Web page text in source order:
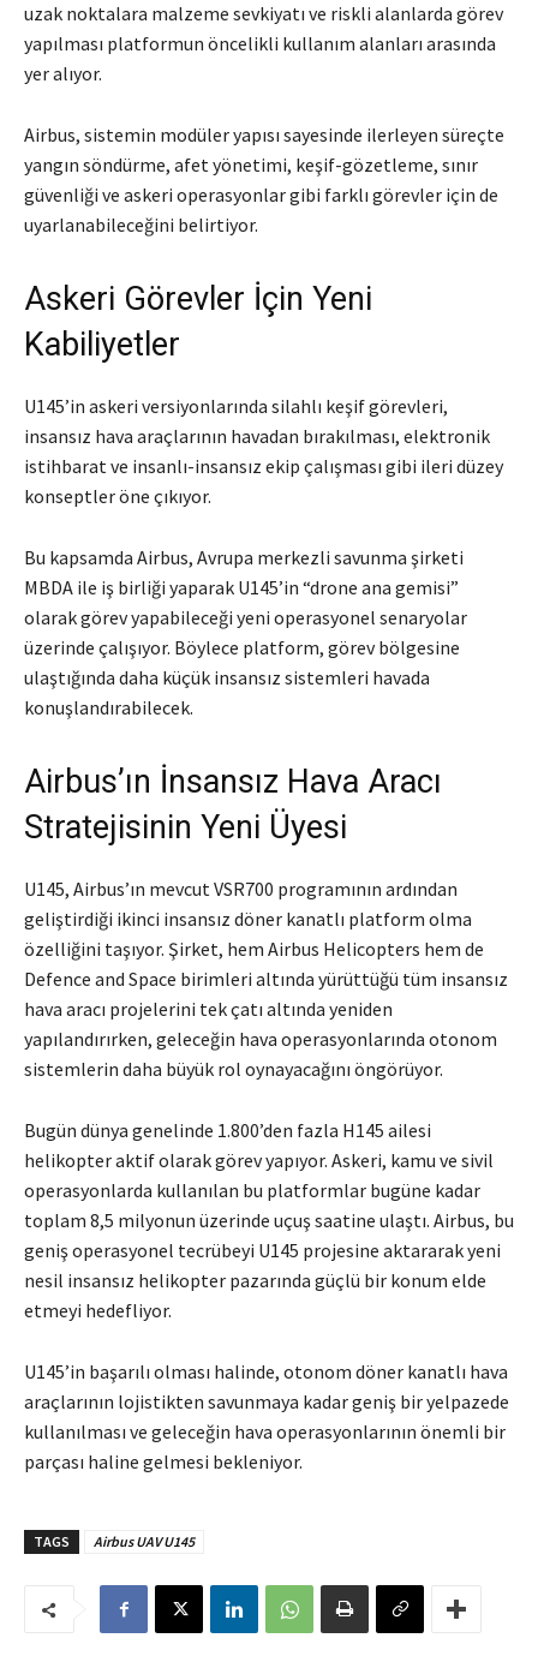
uzak noktalara malzeme sevkiyatı ve riskli alanlarda görev
yapılması platformun öncelikli kullanım alanları arasında
yer alıyor.
Airbus, sistemin modüler yapısı sayesinde ilerleyen süreçte
yangın söndürme, afet yönetimi, keşif-gözetleme, sınır
güvenliği ve askeri operasyonlar gibi farklı görevler için de
uyarlanabileceğini belirtiyor.
Askeri Görevler İçin Yeni
Kabiliyetler
U145’in askeri versiyonlarında silahlı keşif görevleri,
insansız hava araçlarının havadan bırakılması, elektronik
istihbarat ve insanlı-insansız ekip çalışması gibi ileri düzey
konseptler öne çıkıyor.
Bu kapsamda Airbus, Avrupa merkezli savunma şirketi
MBDA ile iş birliği yaparak U145’in “drone ana gemisi”
olarak görev yapabileceği yeni operasyonel senaryolar
üzerinde çalışıyor. Böylece platform, görev bölgesine
ulaştığında daha küçük insansız sistemleri havada
konuşlandırabilecek.
Airbus’ın İnsansız Hava Aracı
Stratejisinin Yeni Üyesi
U145, Airbus’ın mevcut VSR700 programının ardından
geliştirdiği ikinci insansız döner kanatlı platform olma
özelliğini taşıyor. Şirket, hem Airbus Helicopters hem de
Defence and Space birimleri altında yürüttüğü tüm insansız
hava aracı projelerini tek çatı altında yeniden
yapılandırırken, geleceğin hava operasyonlarında otonom
sistemlerin daha büyük rol oynayacağını öngörüyor.
Bugün dünya genelinde 1.800’den fazla H145 ailesi
helikopter aktif olarak görev yapıyor. Askeri, kamu ve sivil
operasyonlarda kullanılan bu platformlar bugüne kadar
toplam 8,5 milyonun üzerinde uçuş saatine ulaştı. Airbus, bu
geniş operasyonel tecrübeyi U145 projesine aktararak yeni
nesil insansız helikopter pazarında güçlü bir konum elde
etmeyi hedefliyor.
U145’in başarılı olması halinde, otonom döner kanatlı hava
araçlarının lojistikten savunmaya kadar geniş bir yelpazede
kullanılması ve geleceğin hava operasyonlarının önemli bir
parçası haline gelmesi bekleniyor.
TAGS Airbus UAV U145